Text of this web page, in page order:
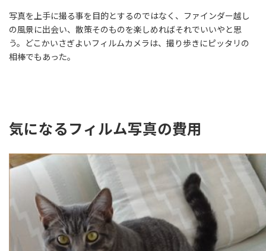
写真を上手に撮る事を目的とするのではなく、ファインダー越し
の風景に出会い、散策そのものを楽しめればそれでいいやと思
う。どこかいさぎよいフィルムカメラは、撮り歩きにピッタリの
相棒でもあった。
気になるフィルム写真の費用